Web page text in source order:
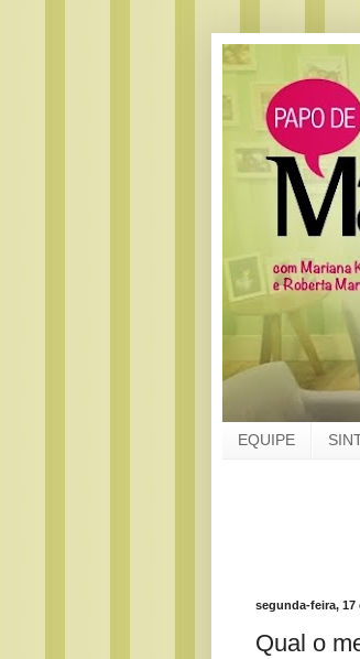
EQUIPE
segunda-feira, 17
Qual o